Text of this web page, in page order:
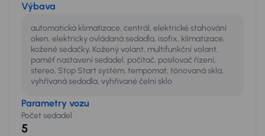
Výbava
automatická klimatizace, centrál, elektrické stahování
oken, elektricky ovládaná sedadla, isofix, klimatizace,
kožené sedačky, Kožený volant, multifunkční volant,
paměť nastavení sedadel, počítač, posilovač řízení,
stereo, Stop Start systém, tempomat, tónovaná skla,
vyhřívaná sedadla, vyhřívané čelní sklo
Parametry vozu
Počet sedadel
5